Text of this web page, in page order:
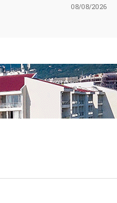
08/08/2026